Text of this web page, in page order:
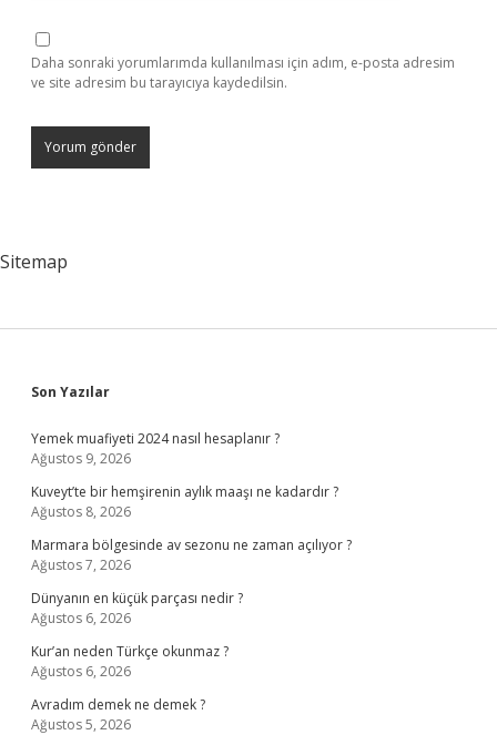
Daha sonraki yorumlarımda kullanılması için adım, e-posta adresim
ve site adresim bu tarayıcıya kaydedilsin.
Sitemap
Sidebar
Son Yazılar
Yemek muafiyeti 2024 nasıl hesaplanır ?
Ağustos 9, 2026
Kuveyt’te bir hemşirenin aylık maaşı ne kadardır ?
Ağustos 8, 2026
Marmara bölgesinde av sezonu ne zaman açılıyor ?
Ağustos 7, 2026
Dünyanın en küçük parçası nedir ?
Ağustos 6, 2026
Kur’an neden Türkçe okunmaz ?
Ağustos 6, 2026
Avradım demek ne demek ?
Ağustos 5, 2026